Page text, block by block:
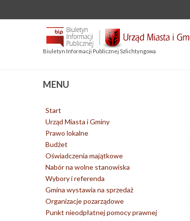
Biuletyn Informacji Publicznej Szlichtyngowa
MENU
Start
Urząd Miasta i Gminy
Prawo lokalne
Budżet
Oświadczenia majątkowe
Nabór na wolne stanowiska
Wybory i referenda
Gmina wystawia na sprzedaż
Organizacje pozarządowe
Punkt nieodpłatnej pomocy prawnej